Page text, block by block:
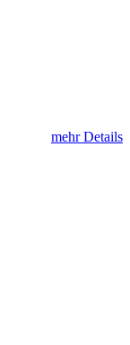
mehr Details